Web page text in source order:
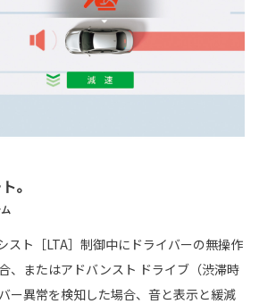
。
スト［LTA］制御中にドライバーの無操作
、またはアドバンスト ドライブ（渋滞時
ー異常を検知した場合、音と表示と緩減